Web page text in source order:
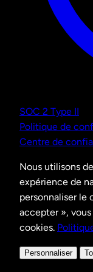
SOC 2 Type II
Politique de
Centre de
Nous utilisons
expérience de
personnaliser le
accepter »,
cookies.
Personnaliser